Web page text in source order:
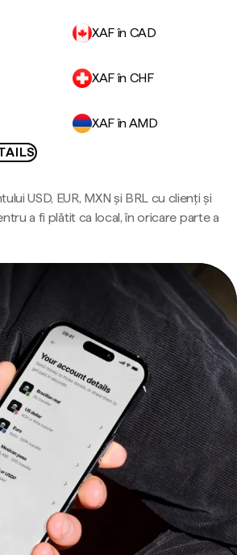
XAF în CAD
XAF în CHF
XAF în AMD
USD, EUR, MXN și BRL cu clienți și
a fi plătit ca local, în oricare parte a